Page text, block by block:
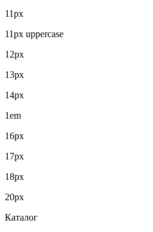
11px
11px uppercase
12px
13px
14px
1em
16px
17px
18px
20px
Каталог